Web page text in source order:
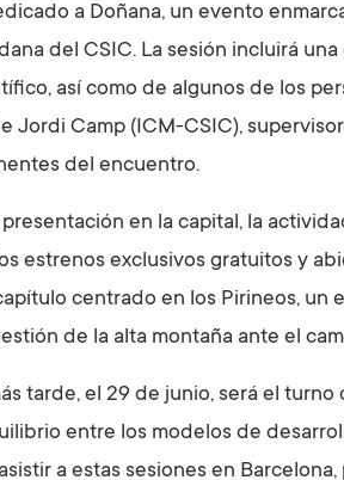
a Doñana, un evento
del CSIC. La sesión incluirá
así como de algunos de los
Jordi Camp (ICM-CSIC),
del encuentro.
en la capital, la
estrenos exclusivos gratuitos y
centrado en los Pirineos, un
de la alta montaña ante el
tarde, el 29 de junio, será el
entre los modelos de
a estas sesiones en